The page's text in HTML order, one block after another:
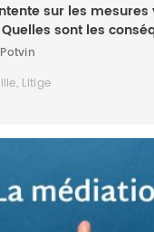
sur les
sont les
Litige